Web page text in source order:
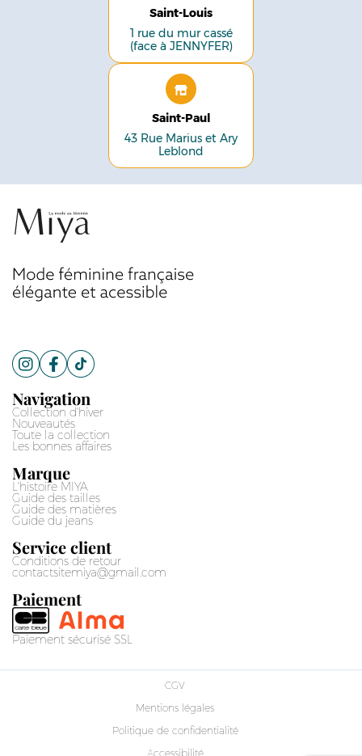
Saint-Louis
1 rue du mur cassé
(face à JENNYFER)
Saint-Paul
43 Rue Marius et Ary
Leblond
Navigation
Collection d'hiver
Nouveautés
Toute la collection
Les bonnes affaires
Marque
L'histoire MIYA
Guide des tailles
Guide des matières
Guide du jeans
Service client
Conditions de retour
contactsitemiya@gmail.com
Paiement
Paiement sécurisé SSL
CGV
Mentions légales
Politique de confidentialité
Accessibilité